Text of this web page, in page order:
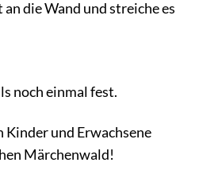
die Wand und streiche es
noch einmal fest.
und Erwachsene
Märchenwald!